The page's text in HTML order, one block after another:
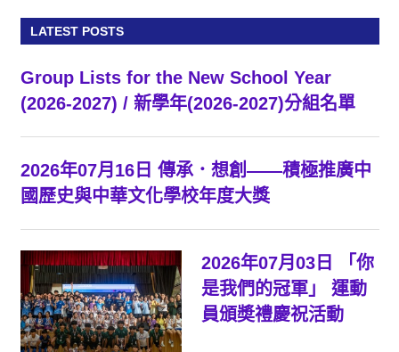
LATEST POSTS
Group Lists for the New School Year
(2026-2027) / 新學年(2026-2027)分組名單
2026年07月16日 傳承．想創——積極推廣中
國歷史與中華文化學校年度大獎
2026年07月03日 「你
是我們的冠軍」 運動
員頒奬禮慶祝活動